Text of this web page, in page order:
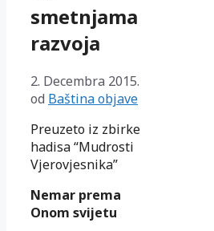
smetnjama
razvoja
2. Decembra 2015.
od Baština objave
Preuzeto iz zbirke
hadisa “Mudrosti
Vjerovjesnika”
Nemar prema
Onom svijetu